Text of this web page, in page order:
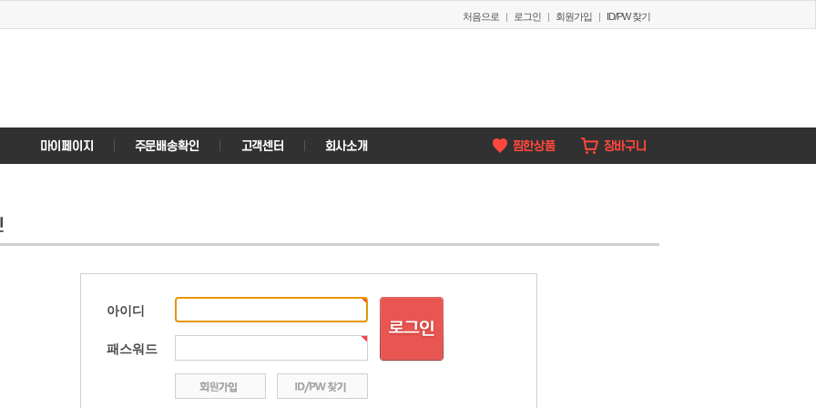
처음으로 | 로그인 | 회원가입 | ID/PW 찾기
아이디
패스워드